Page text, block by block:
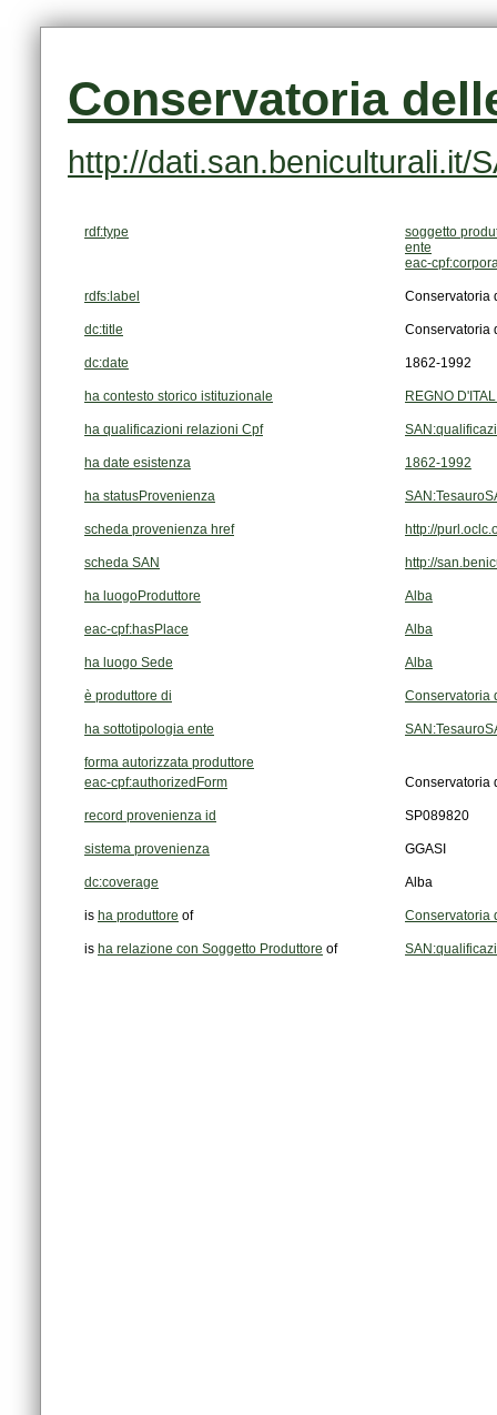
Conservatoria
http://dati.san.beniculturali.it/
rdf:type
soggetto
ente
eac-
rdfs:label Conservatoria
dc:title Conservatoria
dc:date 1862-1992
ha contesto storico istituzionale REGNO
ha qualificazioni relazioni Cpf
ha date esistenza 1862-1992
ha statusProvenienza
scheda provenienza href http://
scheda SAN http://
ha luogoProduttore Alba
eac-cpf:hasPlace Alba
ha luogo Sede Alba
è produttore di Conservatoria
ha sottotipologia ente
forma autorizzata produttore
eac-cpf:authorizedForm
Conservatoria
record provenienza id SP089820
sistema provenienza GGASI
dc:coverage Alba
is ha produttore of Conservatoria
is ha relazione con Soggetto Produttore of